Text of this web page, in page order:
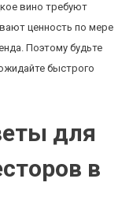
вино требуют
ценность по мере
Поэтому будьте
быстрого
для
в